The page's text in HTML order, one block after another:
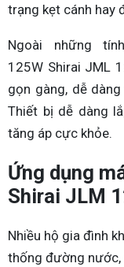
trạng kẹt cánh hay
Ngoài những
125W Shirai JML
gọn gàng, dễ
Thiết bị dễ dàng
tăng áp cực khỏe.
Ứng dụng
Shirai JLM
Nhiều hộ gia đình
thống đường nước,